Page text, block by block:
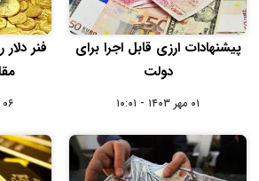
پیشنهادات ارزی قابل اجرا برای
دولت
۰۱ مهر ۱۴۰۳ - ۱۰:۰۱
فنر
۰۶ مرداد ۱۴۰۳ - ۰۹:۵۲